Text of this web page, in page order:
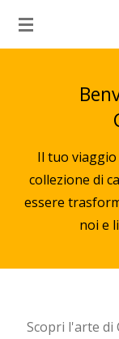
Vai
Il tuo
collezione di
essere
noi e
Scopri l'arte di